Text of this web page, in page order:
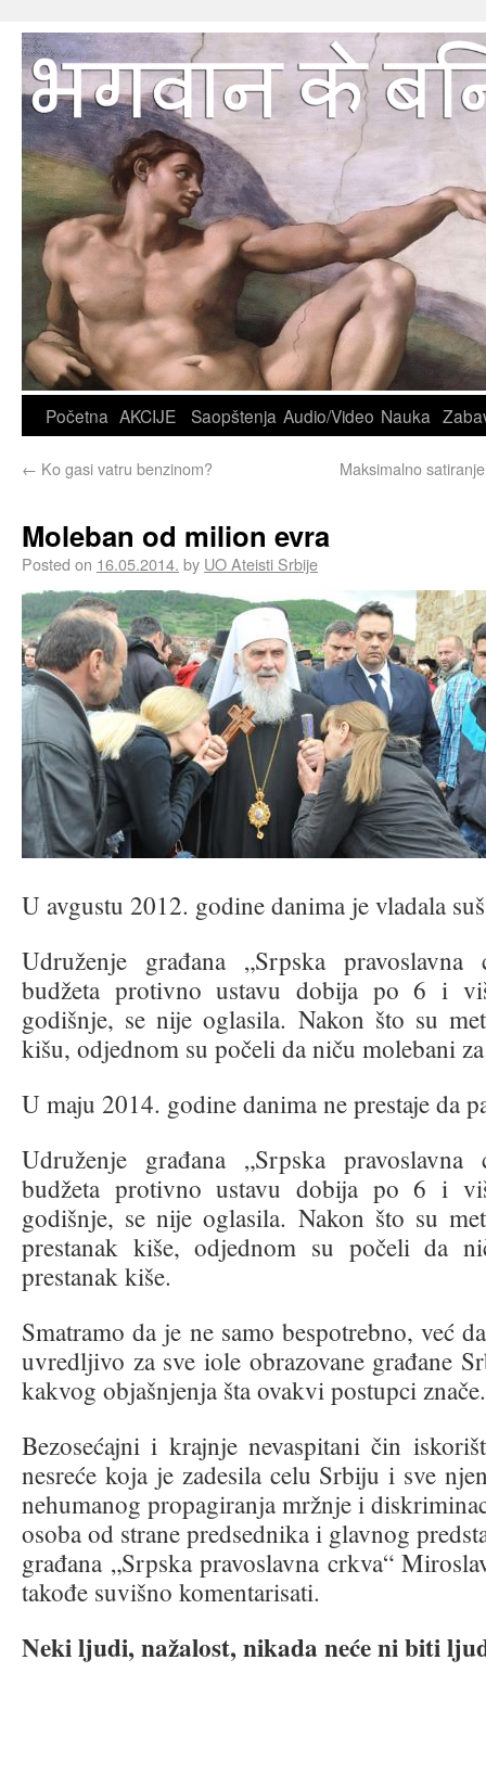
Početna AKCIJE Saopštenja Audio/Video Nauka
← Ko gasi vatru benzinom? Maksimalno
Moleban od milion evra
Posted on 16.05.2014. by UO Ateisti Srbije
U avgustu 2012. godine danima je vladala
Udruženje građana „Srpska
budžeta protivno ustavu dobija po 6 i
godišnje, se nije oglasila. Nakon što su
kišu, odjednom su počeli da niču molebani
U maju 2014. godine danima ne prestaje da
Udruženje građana „Srpska
budžeta protivno ustavu dobija po 6 i
godišnje, se nije oglasila. Nakon što su
prestanak kiše, odjednom su počeli da
prestanak kiše.
Smatramo da je ne samo bespotrebno, već
uvredljivo za sve iole obrazovane građane
kakvog objašnjenja šta ovakvi postupci znače.
Bezosećajni i krajnje nevaspitani čin
nesreće koja je zadesila celu Srbiju i sve
nehumanog propagiranja mržnje i
osoba od strane predsednika i glavnog
građana „Srpska pravoslavna crkva“
takođe suvišno komentarisati.
Neki ljudi, nažalost, nikada neće ni biti